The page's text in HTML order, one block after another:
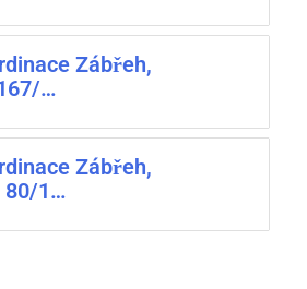
Zábřeh,
…
Zábřeh,
80/1…